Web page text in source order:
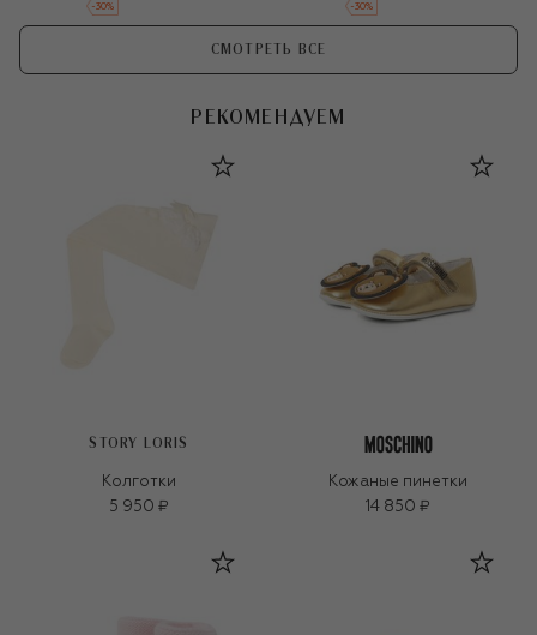
-30% -30%
СМОТРЕТЬ ВСЕ
РЕКОМЕНДУЕМ
STORY LORIS
Колготки
5 950 ₽
Кожаные пинетки
14 850 ₽